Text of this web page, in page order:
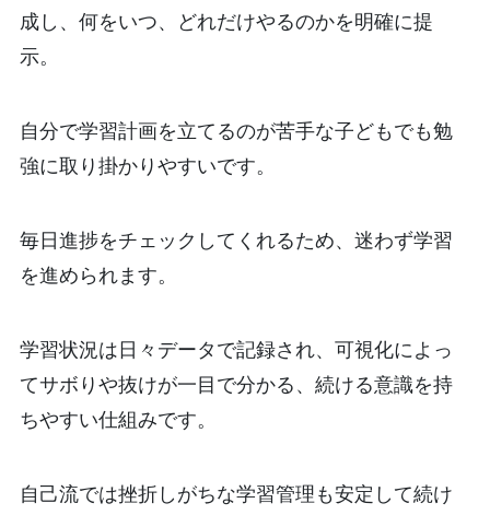
成し、何をいつ、どれだけやるのかを明確に提
示。
自分で学習計画を立てるのが苦手な子どもでも勉
強に取り掛かりやすいです。
毎日進捗をチェックしてくれるため、迷わず学習
を進められます。
学習状況は日々データで記録され、可視化によっ
てサボりや抜けが一目で分かる、続ける意識を持
ちやすい仕組みです。
自己流では挫折しがちな学習管理も安定して続け